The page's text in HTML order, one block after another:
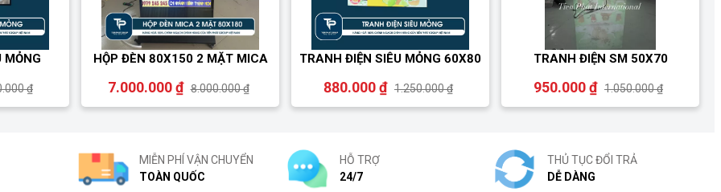
MỎNG
₫
HỘP ĐÈN 80X150 2 MẶT MICA
7.000.000 ₫ 8.000.000 ₫
TRANH ĐIỆN SIÊU MỎNG 60X80
880.000 ₫ 1.250.000 ₫
TRANH ĐIỆN SM 50X70
950.000 ₫ 1.050.000 ₫
MIỄN PHÍ VẬN CHUYỂN
TOÀN QUỐC
HỖ TRỢ
24/7
THỦ TỤC ĐỔI TRẢ
DỄ DÀNG